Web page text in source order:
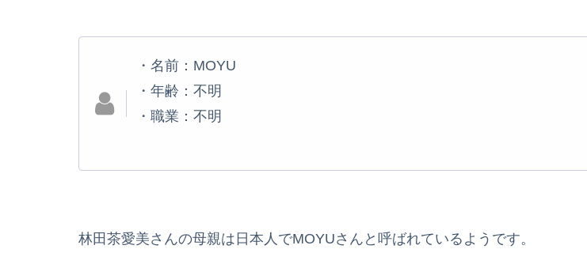
・名前：MOYU
・年齢：不明
・職業：不明
林田茶愛美さんの母親は日本人でMOYUさんと呼ばれているようです。